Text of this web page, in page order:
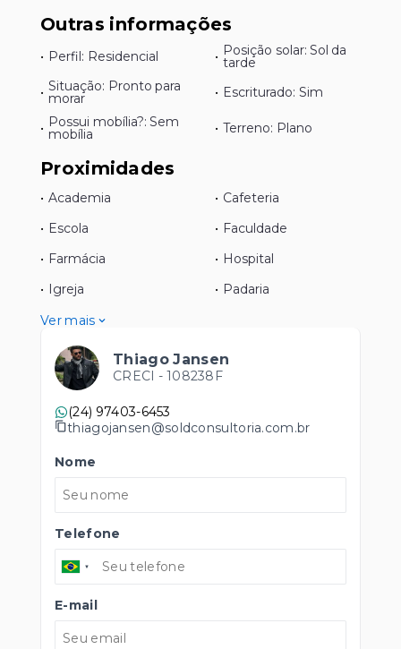
Outras informações
• Perfil: Residencial • Posição solar: Sol da
tarde
• Situação: Pronto para
morar • Escriturado: Sim
• Possui mobília?: Sem
mobília • Terreno: Plano
Proximidades
• Academia • Cafeteria
• Escola • Faculdade
• Farmácia • Hospital
• Igreja • Padaria
Ver mais
Thiago Jansen
CRECI - 108238F
(24) 97403-6453
thiagojansen@soldconsultoria.com.br
Nome
Telefone
E-mail